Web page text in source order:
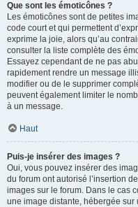
Que sont les émoticônes ?
Les émoticônes sont de petites
code court et qui permettent
exprime la joie, alors qu’au
consulter la liste complète des
Essayez cependant de ne pas
rapidement rendre un message
modifier ou de le supprimer
peuvent également limiter le
à un message.
Haut
Puis-je insérer des images ?
Oui, vous pouvez insérer des
du forum ont autorisé l’insertion
images sur le forum. Dans le cas
une image distante, hébergée